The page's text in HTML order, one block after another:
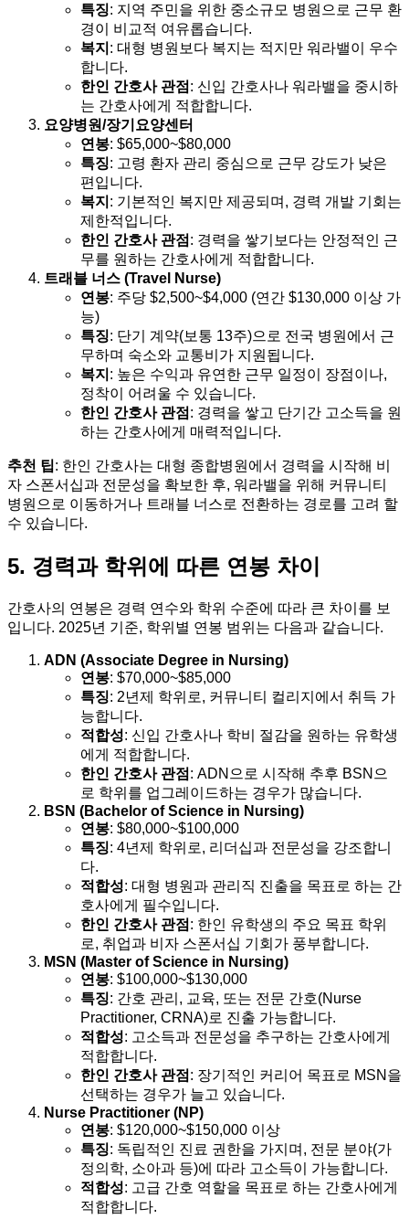
특징: 지역 주민을 위한 중소규모 병원으로 근무 환
경이 비교적 여유롭습니다.
복지 : 대형 병원보다 복지는 적지만 워라밸이 우수
합니다.
한인 간호사 관점 : 신입 간호사나 워라밸을 중시하
는 간호사에게 적합합니다.
요양병원/장기요양센터
연봉: $65,000~$80,000
특징: 고령 환자 관리 중심으로 근무 강도가 낮은
편입니다.
복지 : 기본적인 복지만 제공되며, 경력 개발 기회는
제한적입니다.
한인 간호사 관점 : 경력을 쌓기보다는 안정적인 근
무를 원하는 간호사에게 적합합니다.
트래블 너스 (Travel Nurse)
연봉: 주당 $2,500~$4,000 (연간 $130,000 이상 가
능)
특징: 단기 계약(보통 13주)으로 전국 병원에서 근
무하며 숙소와 교통비가 지원됩니다.
복지 : 높은 수익과 유연한 근무 일정이 장점이나,
정착이 어려울 수 있습니다.
한인 간호사 관점 : 경력을 쌓고 단기간 고소득을 원
하는 간호사에게 매력적입니다.
추천 팁: 한인 간호사는 대형 종합병원에서 경력을 시작해 비
자 스폰서십과 전문성을 확보한 후, 워라밸을 위해 커뮤니티
병원으로 이동하거나 트래블 너스로 전환하는 경로를 고려 할
수 있습니다.
5. 경력과 학위에 따른 연봉 차이
간호사의 연봉은 경력 연수와 학위 수준에 따라 큰 차이를 보
입니다. 2025년 기준, 학위별 연봉 범위는 다음과 같습니다.
ADN (Associate Degree in Nursing)
연봉: $70,000~$85,000
특징: 2년제 학위로, 커뮤니티 컬리지에서 취득 가
능합니다.
적합성: 신입 간호사나 학비 절감을 원하는 유학생
에게 적합합니다.
한인 간호사 관점 : ADN으로 시작해 추후 BSN으
로 학위를 업그레이드하는 경우가 많습니다.
BSN (Bachelor of Science in Nursing)
연봉: $80,000~$100,000
특징: 4년제 학위로, 리더십과 전문성을 강조합니
다.
적합성: 대형 병원과 관리직 진출을 목표로 하는 간
호사에게 필수입니다.
한인 간호사 관점 : 한인 유학생의 주요 목표 학위
로, 취업과 비자 스폰서십 기회가 풍부합니다.
MSN (Master of Science in Nursing)
연봉: $100,000~$130,000
특징: 간호 관리, 교육, 또는 전문 간호(Nurse
Practitioner, CRNA)로 진출 가능합니다.
적합성: 고소득과 전문성을 추구하는 간호사에게
적합합니다.
한인 간호사 관점 : 장기적인 커리어 목표로 MSN을
선택하는 경우가 늘고 있습니다.
Nurse Practitioner (NP)
연봉: $120,000~$150,000 이상
특징: 독립적인 진료 권한을 가지며, 전문 분야(가
정의학, 소아과 등)에 따라 고소득이 가능합니다.
적합성: 고급 간호 역할을 목표로 하는 간호사에게
적합합니다.